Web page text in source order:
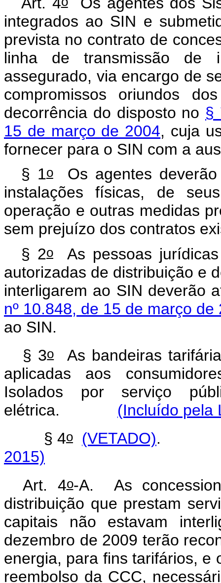
integrados ao SIN e
prevista no contrato de
linha de transmissão de
assegurado, via encargo de
compromissos oriundos
decorrência do disposto no §
15 de março de 2004, cuja
fornecer para o SIN com a
§ 1oOs agentes deverão
instalações físicas, de
operação e outras medidas
sem prejuízo dos contratos
§ 2o As pessoas
autorizadas de distribuição e
interligarem ao SIN deverão
nº 10.848, de 15 de março de
ao SIN.
§ 3oAs bandeiras
aplicadas aos
Isolados por serviço
elétrica. (Incluído pela
§ 4o (VETADO)
2015)
Art. 4o-A. As
distribuição que prestam
capitais não estavam
dezembro de 2009 terão
energia, para fins tarifários, e
reembolso da CCC,